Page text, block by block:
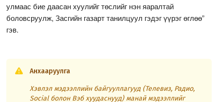
улмаас бие даасан хуулийг төслийг нэн яаралтай
боловсруулж, Засгийн газарт танилцуул гэдэг үүрэг өглөө”
гэв.
Анхааруулга
Хэвлэл мэдээллийн байгууллагууд (Телевиз, Радио,
Social болон Вэб хуудаснууд) манай мэдээллийг